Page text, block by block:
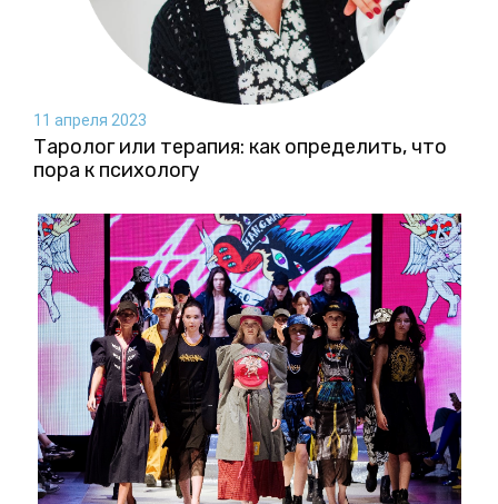
11 апреля 2023
Таролог или терапия: как определить, что
пора к психологу